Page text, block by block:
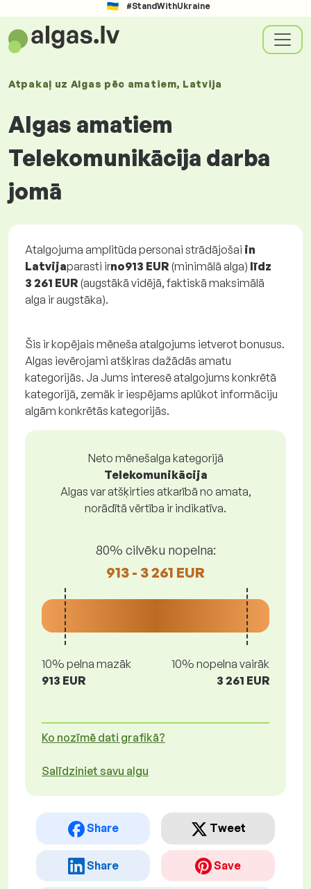
#StandWithUkraine
Atpakaļ uz Algas pēc amatiem, Latvija
Algas amatiem
Telekomunikācija darba
jomā
Atalgojuma amplitūda personai strādājošai in
Latvijaparasti irno913 EUR (minimālā alga) līdz
3 261 EUR (augstākā vidējā, faktiskā maksimālā
alga ir augstāka).
Šis ir kopējais mēneša atalgojums ietverot bonusus.
Algas ievērojami atšķiras dažādās amatu
kategorijās. Ja Jums interesē atalgojums konkrētā
kategorijā, zemāk ir iespējams aplūkot informāciju
algām konkrētās kategorijās.
Neto mēnešalga kategorijā
Telekomunikācija
Algas var atšķirties atkarībā no amata,
norādītā vērtība ir indikatīva.
80% cilvēku nopelna:
913 - 3 261 EUR
10% pelna mazāk
913 EUR
10% nopelna vairāk
3 261 EUR
Ko nozīmē dati grafikā?
Salīdziniet savu algu
Share Tweet
Share Save